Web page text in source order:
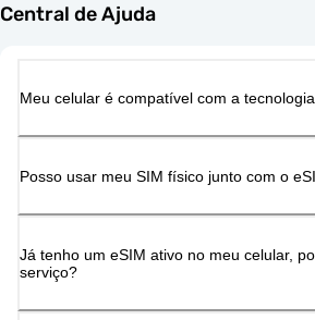
Central de Ajuda
Meu celular é compatível com a
Posso usar meu SIM físico junto com o
Já tenho um eSIM ativo no meu celular,
serviço?